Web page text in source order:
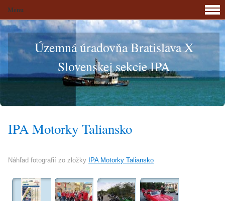
Územná úradovňa Bratislava X
Slovenskej sekcie IPA
IPA Motorky Taliansko
Náhľad fotografií zo zložky IPA Motorky Taliansko
Menu